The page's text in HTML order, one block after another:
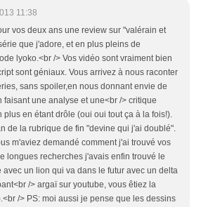
11:38
vos deux ans une review sur "valérain et
que j'adore, et en plus pleins de
lyoko.<br /> Vos vidéo sont vraiment bien
sont géniaux. Vous arrivez à nous raconter
sans spoiler,en nous donnant envie de
faisant une analyse et une<br /> critique
plus en étant drôle (oui oui tout ça à la fois!).
de la rubrique de fin "devine qui j'ai doublé".
m'aviez demandé comment j'ai trouvé vos
longues recherches j'avais enfin trouvé le
avec un lion qui va dans le futur avec un delta
/> argaï sur youtube, vous êtiez la
/> PS: moi aussi je pense que les dessins